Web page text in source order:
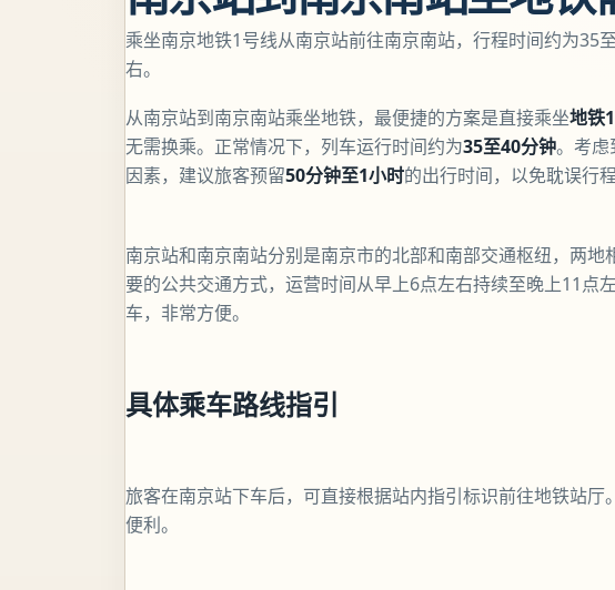
乘坐南京地铁1号线从南京站前往南京南站，行程时间约为35
右。
从南京站到南京南站乘坐地铁，最便捷的方案是直接乘坐地铁
无需换乘。正常情况下，列车运行时间约为35至40分钟。考虑
因素，建议旅客预留50分钟至1小时的出行时间，以免耽误行程
南京站和南京南站分别是南京市的北部和南部交通枢纽，两
要的公共交通方式，运营时间从早上6点左右持续至晚上11点
车，非常方便。
具体乘车路线指引
旅客在南京站下车后，可直接根据站内指引标识前往地铁站
便利。